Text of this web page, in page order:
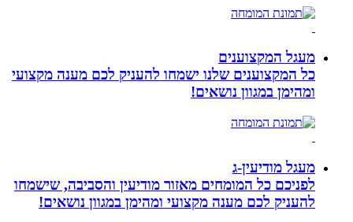
מעגל המקצוענים
כל המקצוענים שלנו ישמחו להעניק לכם מענה מקצועי
ומהימן במגוון נושאים!
מעגל מודיעין-ג
לפניכם כל המומחים מאזור מודיעין והסביבה, שישמחו
להעניק לכם מענה מקצועי ומהימן במגוון נושאים!